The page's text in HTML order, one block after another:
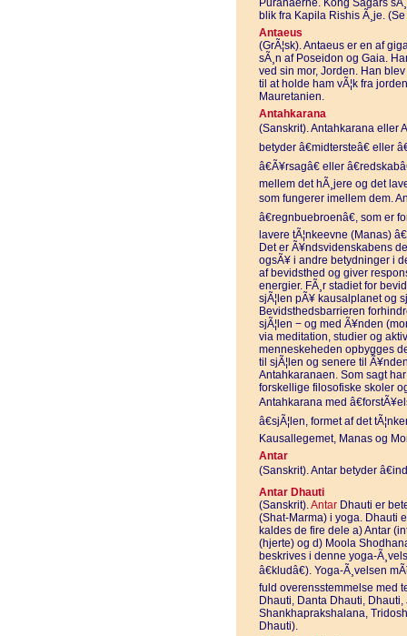
Puranaerne. Kong Sagars
blik fra Kapila Rishis Ã¸je.
Antaeus
(GrÃ¦sk). Antaeus er en af
sÃ¸n af Poseidon og Gaia.
ved sin mor, Jorden. Han
til at holde ham vÃ¦k fra
Mauretanien.
Antahkarana
(Sanskrit). Antahkarana eller
betyder â€midtersteâ€ eller
â€Ã¥rsagâ€ eller
mellem det hÃ¸jere og det
som fungerer imellem dem.
â€regnbuebroenâ€, som er
lavere tÃ¦nkeevne (Manas)
Det er Ã¥ndsvidenskabens
ogsÃ¥ i andre betydninger i
af bevidsthed og giver
energier. FÃ¸r stadiet for
sjÃ¦len pÃ¥ kausalplanet og
Bevidsthedsbarrieren
sjÃ¦len − og med Ã¥nden
via meditation, studier og
menneskeheden opbygges
til sjÃ¦len og senere til
Antahkaranaen. Som sagt
forskellige filosofiske skoler
Antahkarana med
â€sjÃ¦len, formet af det
Kausallegemet, Manas og
Antar
(Sanskrit). Antar betyder
Antar Dhauti
(Sanskrit).Antar Dhauti er
(Shat-Marma) i yoga. Dhauti
kaldes de fire dele a) Antar
(hjerte) og d) Moola
beskrives i denne yoga-
â€kludâ€). Yoga-Ã¸velsen
fuld overensstemmelse med
Dhauti, Danta Dhauti,
Shankhaprakshalana,
Dhauti).